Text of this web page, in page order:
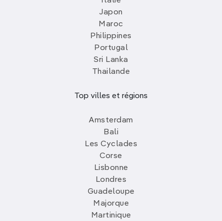
Japon
Maroc
Philippines
Portugal
Sri Lanka
Thailande
Top villes et régions
Amsterdam
Bali
Les Cyclades
Corse
Lisbonne
Londres
Guadeloupe
Majorque
Martinique